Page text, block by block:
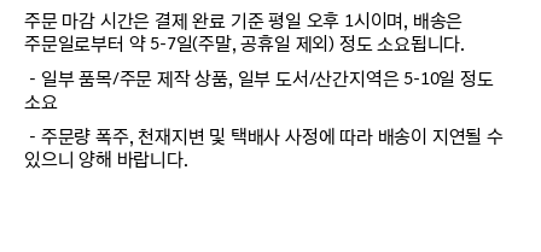
주문 마감 시간은 결제 완료 기준 평일 오후 1시이며, 배송은
주문일로부터 약 5-7일(주말, 공휴일 제외) 정도 소요됩니다.
－일부 품목/주문 제작 상품, 일부 도서/산간지역은 5-10일 정도
소요
－주문량 폭주, 천재지변 및 택배사 사정에 따라 배송이 지연될 수
있으니 양해 바랍니다.